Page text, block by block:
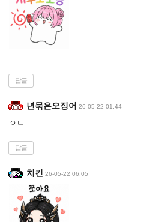
답글
년묶은오징어 26-05-22 01:44
ㅇㄷ
답글
치킨 26-05-22 06:05